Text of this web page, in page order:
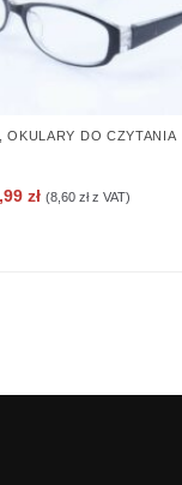
OKULARY DO CZYTANIA
złAktualna
(8,60 złz VAT)